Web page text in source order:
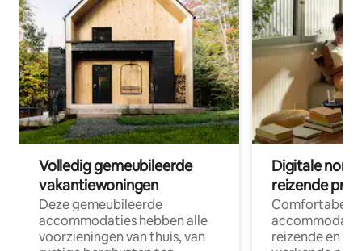
Volledig gemeubileerde
vakantiewoningen
Deze gemeubileerde
accommodaties hebben alle
voorzieningen van thuis, van
Digitale
reizende
Comfortabele
reizende en